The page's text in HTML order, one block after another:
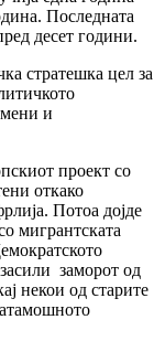
Последната
десет години.
стратешка цел за
и
проект со
откако
Потоа дојде
мигрантската
заморот од
некои од старите